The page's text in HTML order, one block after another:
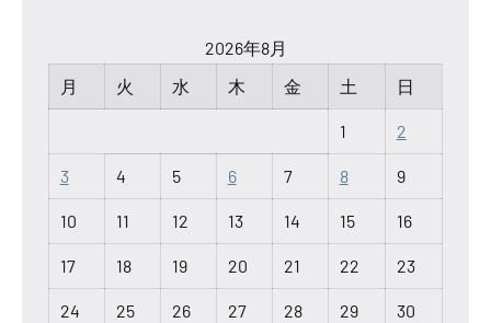
2026年8月
月
火 水 木 金 土 日
1 2
3 4 5 6 7 8 9
10 11 12 13 14 15 16
17 18 19 20 21 22 23
24 25 26 27 28 29 30